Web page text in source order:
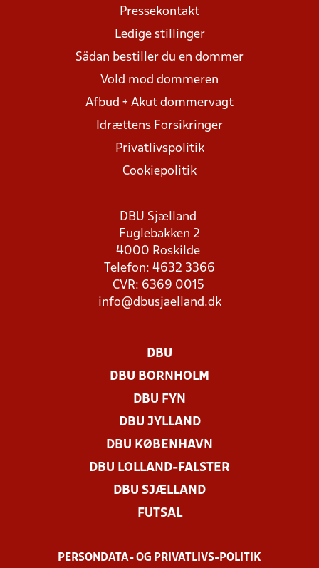
Pressekontakt
Ledige stillinger
Sådan bestiller du en dommer
Vold mod dommeren
Afbud + Akut dommervagt
Idrættens Forsikringer
Privatlivspolitik
Cookiepolitik
DBU Sjælland
Fuglebakken 2
4000 Roskilde
Telefon: 4632 3366
CVR: 6369 0015
info@dbusjaelland.dk
DBU
DBU BORNHOLM
DBU FYN
DBU JYLLAND
DBU KØBENHAVN
DBU LOLLAND-FALSTER
DBU SJÆLLAND
FUTSAL
PERSONDATA- OG PRIVATLIVS-POLITIK